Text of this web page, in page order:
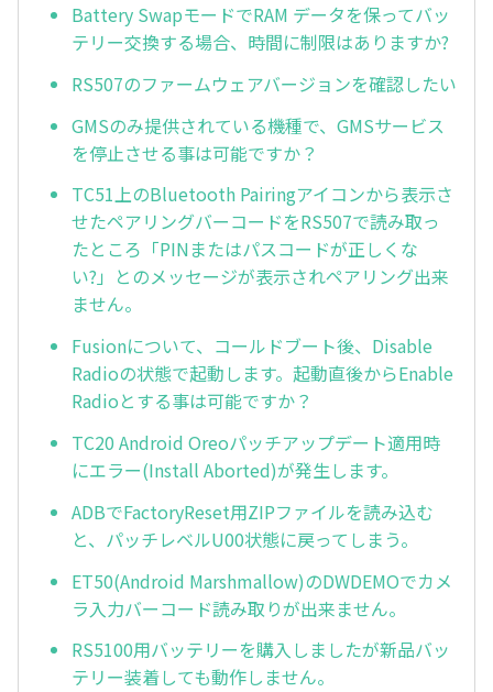
Battery SwapモードでRAM データを保ってバッ
テリー交換する場合、時間に制限はありますか?
RS507のファームウェアバージョンを確認したい
GMSのみ提供されている機種で、GMSサービス
を停止させる事は可能ですか？
TC51上のBluetooth Pairingアイコンから表示さ
せたペアリングバーコードをRS507で読み取っ
たところ「PINまたはパスコードが正しくな
い?」とのメッセージが表示されペアリング出来
ません。
Fusionについて、コールドブート後、Disable
Radioの状態で起動します。起動直後からEnable
Radioとする事は可能ですか？
TC20 Android Oreoパッチアップデート適用時
にエラー(Install Aborted)が発生します。
ADBでFactoryReset用ZIPファイルを読み込む
と、パッチレベルU00状態に戻ってしまう。
ET50(Android Marshmallow)のDWDEMOでカメ
ラ入力バーコード読み取りが出来ません。
RS5100用バッテリーを購入しましたが新品バッ
テリー装着しても動作しません。